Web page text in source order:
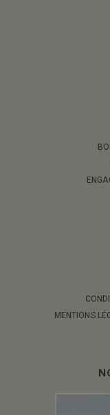
MENTIONS